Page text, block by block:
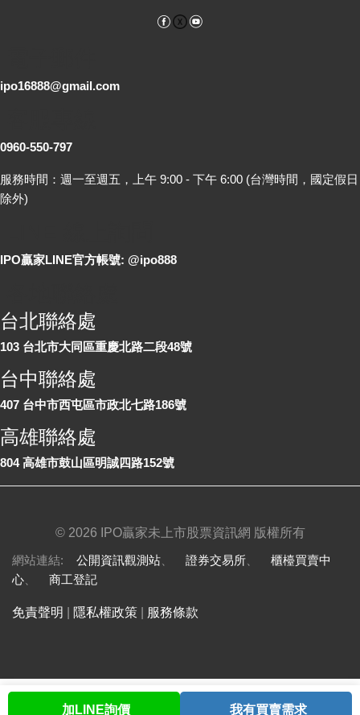
股票查詢 與我聯繫 會員中心
Facebook
ipo16888@gmail.com
0960-550-797
服務時間：週一至週五，上午 9:00 - 下午 6:00 (台灣時間，國定假日
除外)
IPO贏家LINE官方帳號: @ipo888
台北聯絡處
103 台北市大同區重慶北路二段48號
台中聯絡處
407 台中市西屯區市政北七路186號
高雄聯絡處
804 高雄市鼓山區明誠四路152號
© 2026 IPO贏家未上市股票資訊網 版權所有
網站連結: 公開資訊觀測站 證券交易所
櫃檯買賣中
心
商工登記
免責聲明 隱私權政策 服務條款
加LINE詢價 我有買賣需求